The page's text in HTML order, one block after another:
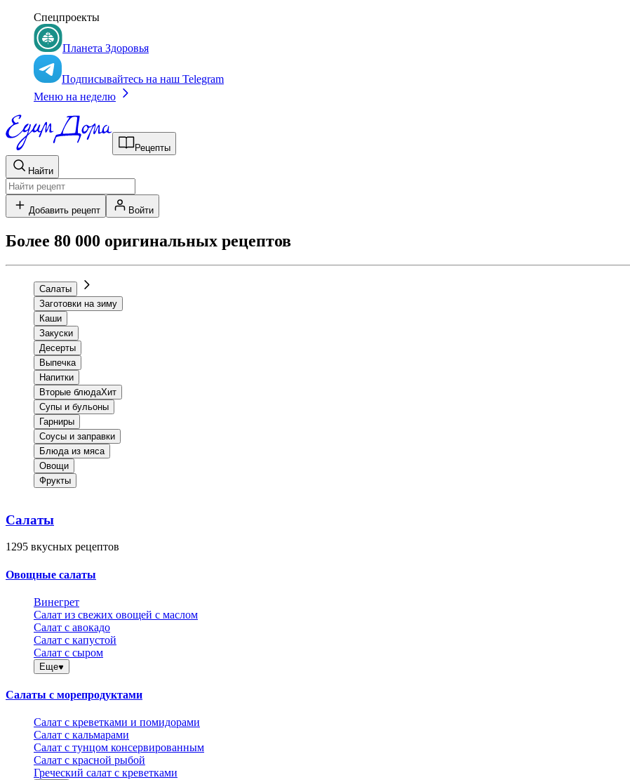
Спецпроекты
Планета Здоровья
Подписывайтесь на наш Telegram
Меню на неделю
Рецепты
Найти
Добавить рецепт Войти
Более 80 000 оригинальных рецептов
Салаты
Заготовки на зиму
Каши
Закуски
Десерты
Выпечка
Напитки
Вторые блюдаХит
Супы и бульоны
Гарниры
Соусы и заправки
Блюда из мяса
Овощи
Фрукты
Салаты
1295 вкусных рецептов
Овощные салаты
Винегрет
Салат из свежих овощей с маслом
Салат с авокадо
Салат с капустой
Салат с сыром
Еще
Салаты с морепродуктами
Салат с креветками и помидорами
Салат с кальмарами
Салат с тунцом консервированным
Салат с красной рыбой
Греческий салат с креветками